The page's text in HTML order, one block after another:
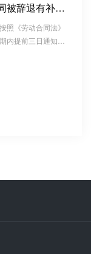
于以前的经济往来
是代表一种纯粹的
合同关系。因此借
试用期没签劳动合同被辞退有补偿吗
照《劳动合同法》
内提前三日通知用